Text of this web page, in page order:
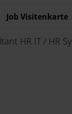
Job Visitenkarte
HR IT / HR